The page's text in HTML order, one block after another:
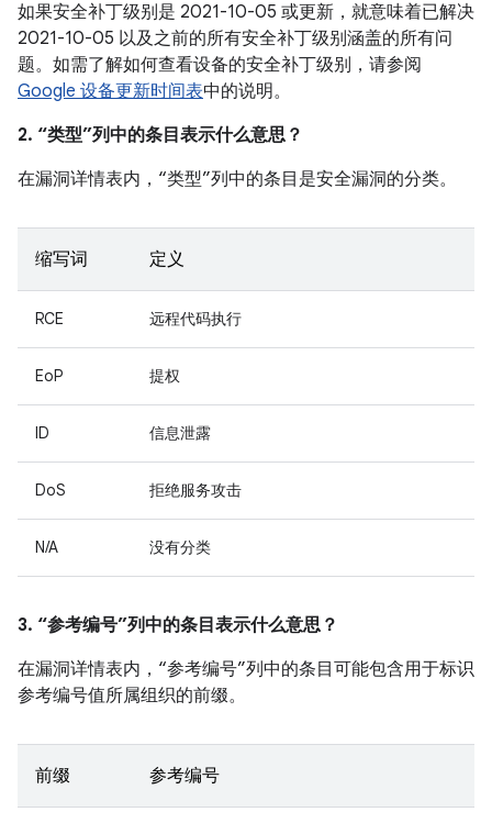
如果安全补丁级别是 2021-10-05 或更新，就意味着已解决
2021-10-05 以及之前的所有安全补丁级别涵盖的所有问
题。如需了解如何查看设备的安全补丁级别，请参阅
Google 设备更新时间表中的说明。
2. “类型”列中的条目表示什么意思？
在漏洞详情表内，“类型”列中的条目是安全漏洞的分类。
缩写词 定义
RCE 远程代码执行
EoP 提权
ID 信息泄露
DoS 拒绝服务攻击
N/A 没有分类
3. “参考编号”列中的条目表示什么意思？
在漏洞详情表内，“参考编号”列中的条目可能包含用于标识
参考编号值所属组织的前缀。
前缀 参考编号